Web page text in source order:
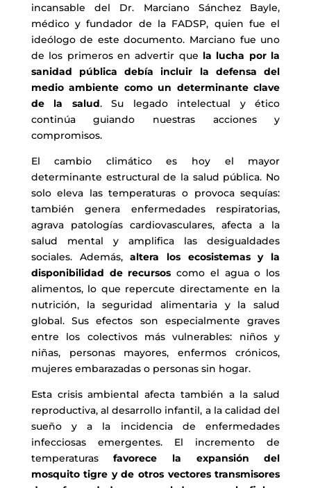
incansable del Dr. Marciano Sánchez Bayle,
médico y fundador de la FADSP, quien fue el
ideólogo de este documento. Marciano fue uno
de los primeros en advertir que la lucha por la
sanidad pública debía incluir la defensa del
medio ambiente como un determinante clave
de la salud. Su legado intelectual y ético
continúa guiando nuestras acciones y
compromisos.
El cambio climático es hoy el mayor
determinante estructural de la salud pública. No
solo eleva las temperaturas o provoca sequías:
también genera enfermedades respiratorias,
agrava patologías cardiovasculares, afecta a la
salud mental y amplifica las desigualdades
sociales. Además,altera los ecosistemas y la
disponibilidad de recursos como el agua o los
alimentos, lo que repercute directamente en la
nutrición, la seguridad alimentaria y la salud
global. Sus efectos son especialmente graves
entre los colectivos más vulnerables: niños y
niñas, personas mayores, enfermos crónicos,
mujeres embarazadas o personas sin hogar.
Esta crisis ambiental afecta también a la salud
reproductiva, al desarrollo infantil, a la calidad del
sueño y a la incidencia de enfermedades
infecciosas emergentes. El incremento de
temperaturasfavorece la expansión del
mosquito tigre y de otros vectores transmisores